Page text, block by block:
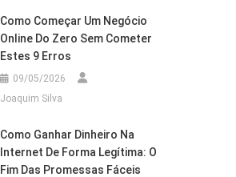
Como Começar Um Negócio
Online Do Zero Sem Cometer
Estes 9 Erros
09/05/2026
Joaquim Silva
Como Ganhar Dinheiro Na
Internet De Forma Legítima: O
Fim Das Promessas Fáceis